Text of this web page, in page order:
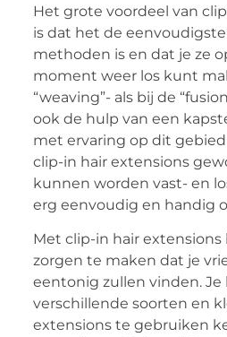
Het grote voordeel van
is dat het de
methoden is en dat je ze
moment weer los kunt
“weaving”- als bij de
ook de hulp van een
met ervaring op dit
clip-in hair extensions
kunnen worden vast- en
erg eenvoudig en handig
Met clip-in hair extensions
zorgen te maken dat je
eentonig zullen vinden.
verschillende soorten en
extensions te gebruiken